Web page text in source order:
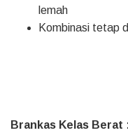
lemah
Kombinasi tetap
Brankas Kelas Berat